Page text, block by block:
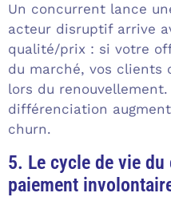
Un concurrent lance
acteur disruptif arrive
qualité/prix : si votre
du marché, vos clients
lors du
différenciation
churn.
5. Le cycle de vie
paiement